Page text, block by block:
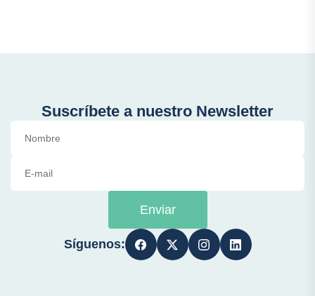
Suscríbete a nuestro Newsletter
Enviar
Síguenos: